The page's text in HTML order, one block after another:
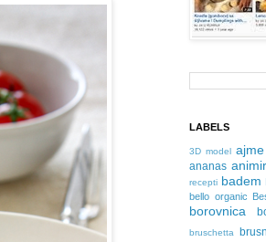
LABELS
3D model
ananas
recepti badem
bello organic
borovnica
bruschetta